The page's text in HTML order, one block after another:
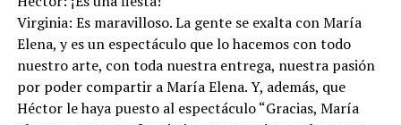
Virginia: Es maravilloso. La gente se exalta con María
Elena, y es un espectáculo que lo hacemos con todo
nuestro arte, con toda nuestra entrega, nuestra pasión
por poder compartir a María Elena. Y, además, que
Héctor le haya puesto al espectáculo “Gracias, María